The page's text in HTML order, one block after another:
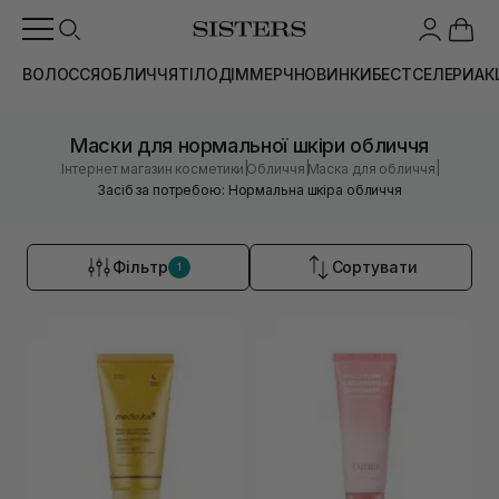
ВОЛОССЯОБЛИЧЧЯТІЛОДІММЕРЧНОВИНКИБЕСТСЕЛЕРИ
Маски для нормальної шкіри обличчя
Інтернет магазин косметики |Обличчя |Маска для обличчя
Засіб за потребою: Нормальна шкіра обличчя
Фільтр 1 Сортувати